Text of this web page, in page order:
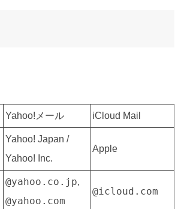
Yahoo!メール iCloud Mail
Yahoo! Japan /
Yahoo! Inc.
Apple
@yahoo.co.jp,
@yahoo.com
@icloud.com